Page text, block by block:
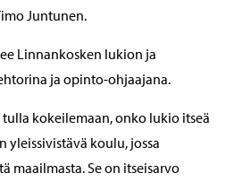
Juntunen.
Linnankosken lukion ja
ja opinto-ohjaajana.
tulla kokeilemaan, onko lukio itseä
yleissivistävä koulu, jossa
maailmasta. Se on itseisarvo